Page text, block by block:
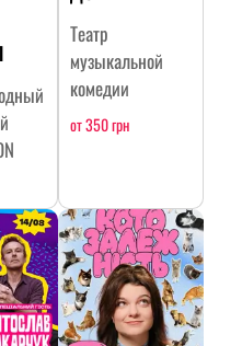
Театр
музыкальной
комедии
от 350 грн